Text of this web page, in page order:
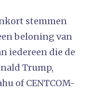
stemmen
beloning van
iedereen die de
Trump,
of CENTCOM-